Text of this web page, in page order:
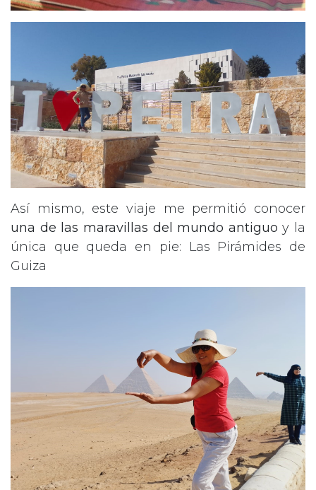
Así mismo, este viaje me permitió conocer
una de las maravillas del mundo antiguo y la
única que queda en pie: Las Pirámides de
Guiza